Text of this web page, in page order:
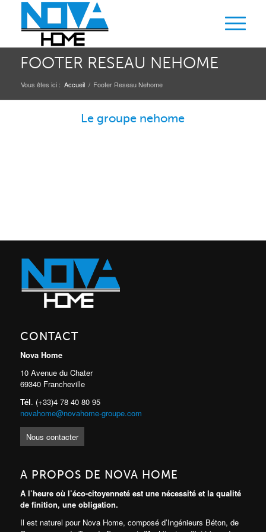
FOOTER RESEAU NEHOME
Vous êtes ici : Accueil / Footer Reseau Nehome
Le groupe nehome
CONTACT
Nova Home
10 Avenue du Chater
69340 Francheville
Tél. (+33)4 78 40 80 95
novahome@novahome-groupe.com
Nous contacter
A PROPOS DE NOVA HOME
A l’heure où l’éco-citoyenneté est une nécessité et la qualité
de finition, une obligation.
Il est naturel pour Nova Home, composé d’Ingénieurs Béton, de